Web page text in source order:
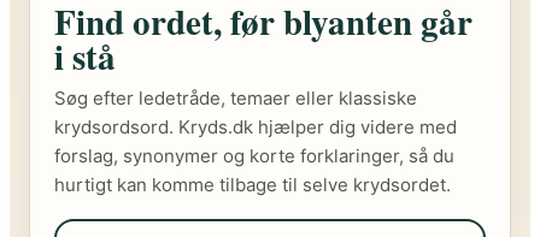
Find ordet, før blyanten går
i stå
Søg efter ledetråde, temaer eller klassiske
krydsordsord. Kryds.dk hjælper dig videre med
forslag, synonymer og korte forklaringer, så du
hurtigt kan komme tilbage til selve krydsordet.